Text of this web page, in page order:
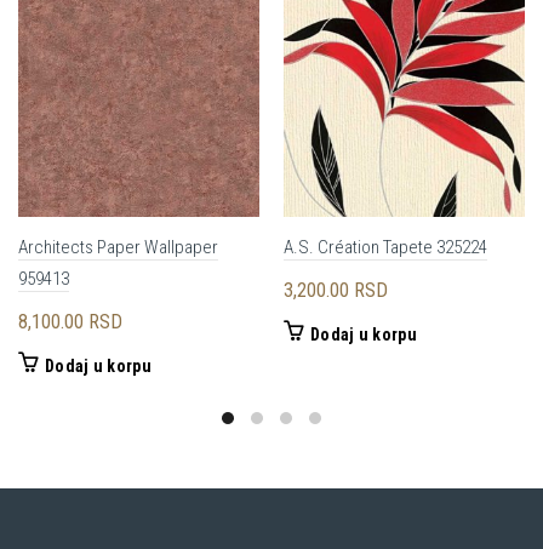
Architects Paper Wallpaper
959413
8,100.00 RSD
Dodaj u korpu
A.S. Création Tapete 325224
3,200.00 RSD
Dodaj u korpu